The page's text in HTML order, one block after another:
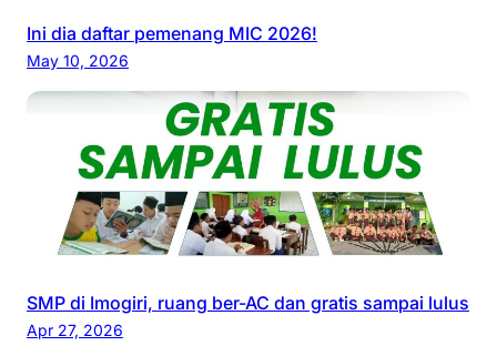
Ini dia daftar pemenang MIC 2026!
May 10, 2026
SMP di Imogiri, ruang ber-AC dan gratis sampai lulus
Apr 27, 2026